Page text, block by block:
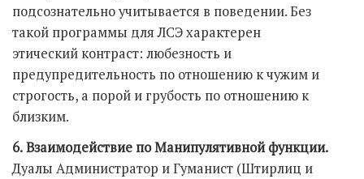
подсознательно учитывается в поведении. Без
такой программы для ЛСЭ характерен
этический контраст: любезность и
предупредительность по отношению к чужим и
строгость, а порой и грубость по отношению к
близким.
6.Взаимодействие по Манипулятивной функции.
Дуалы Администратор и Гуманист (Штирлиц и